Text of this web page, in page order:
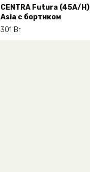
СENTRA Futura (45A/H)
Asia с бортиком
301 Br